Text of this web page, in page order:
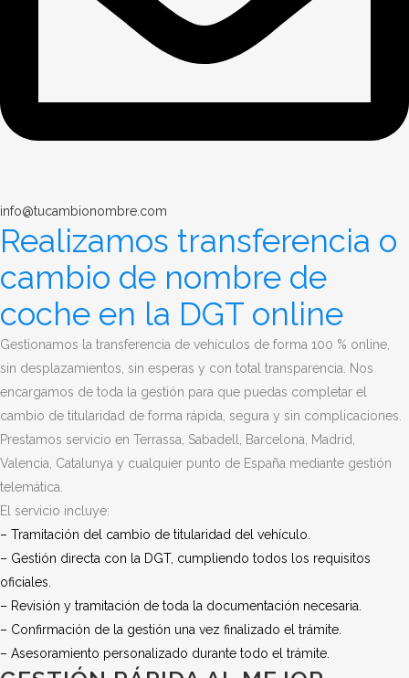
info@tucambionombre.com
Realizamos transferencia o
cambio de nombre de
coche en la DGT online
Gestionamos la transferencia de vehículos de forma 100 % online,
sin desplazamientos, sin esperas y con total transparencia. Nos
encargamos de toda la gestión para que puedas completar el
cambio de titularidad de forma rápida, segura y sin complicaciones.
Prestamos servicio en Terrassa, Sabadell, Barcelona, Madrid,
Valencia, Catalunya y cualquier punto de España mediante gestión
telemática.
El servicio incluye:
– Tramitación del cambio de titularidad del vehículo.
– Gestión directa con la DGT, cumpliendo todos los requisitos
oficiales.
– Revisión y tramitación de toda la documentación necesaria.
– Confirmación de la gestión una vez finalizado el trámite.
– Asesoramiento personalizado durante todo el trámite.